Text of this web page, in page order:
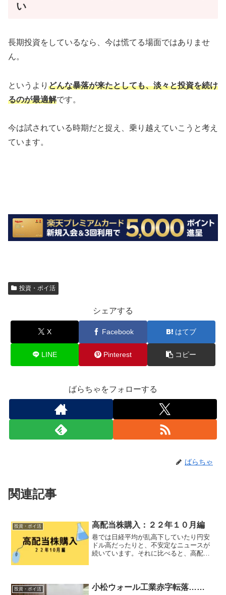
い
長期投資をしているなら、今は慌てる場面ではありませ
ん。
というより どんな暴落が来たとしても、淡々と投資を続け
るのが最適解です。
今は試されている時期だと捉え、乗り越えていこうと考え
ています。
投資・ポイ活
シェアする
X Facebook はてブ
LINE Pinterest コピー
ばらちゃをフォローする
ばらちゃ
関連記事
投資・ポイ活 高配当株購入：２２年１０月編
巷では日経平均が乱高下していたり円安
ドル高だったりと、不安定なニュースが
続いています。それに比べると、高配当
しか出来ませんでした……...
投資・ポイ活 小松ウォール工業赤字転落……